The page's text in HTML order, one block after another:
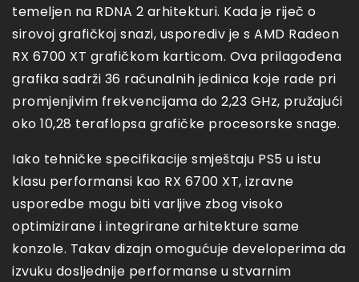
temeljen na RDNA 2 arhitekturi. Kada je riječ o
sirovoj grafičkoj snazi, usporediv je s AMD Radeon
RX 6700 XT grafičkom karticom. Ova prilagođena
grafika sadrži 36 računalnih jedinica koje rade pri
promjenjivim frekvencijama do 2,23 GHz, pružajući
oko 10,28 teraflopsa grafičke procesorske snage.
Iako tehničke specifikacije smještaju PS5 u istu
klasu performansi kao RX 6700 XT, izravne
usporedbe mogu biti varljive zbog visoko
optimizirane i integrirane arhitekture same
konzole. Takav dizajn omogućuje developerima da
izvuku dosljednije performanse u stvarnim